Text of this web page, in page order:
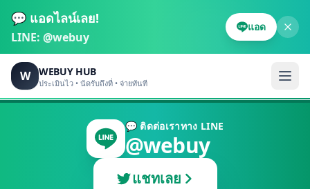
💬 แอดไลน์เลย!
LINE: @webuy
แอด
W WEBUY HUB
ประเมินไว • นัดรับถึงที่ • จ่ายทันที
💬 ติดต่อเราทาง LINE
@webuy
แชทเลย